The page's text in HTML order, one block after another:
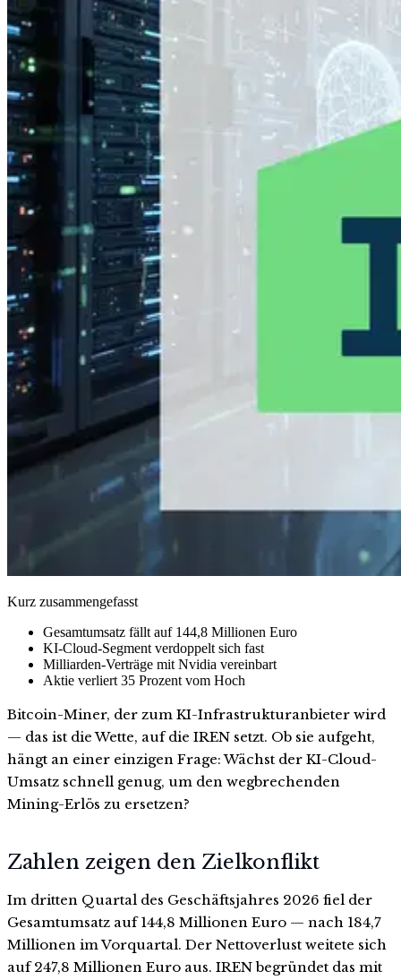
Kurz zusammengefasst
Gesamtumsatz fällt auf 144,8 Millionen Euro
KI-Cloud-Segment verdoppelt sich fast
Milliarden-Verträge mit Nvidia vereinbart
Aktie verliert 35 Prozent vom Hoch
Bitcoin-Miner, der zum KI-Infrastrukturanbieter wird
— das ist die Wette, auf die IREN setzt. Ob sie aufgeht,
hängt an einer einzigen Frage: Wächst der KI-Cloud-
Umsatz schnell genug, um den wegbrechenden
Mining-Erlös zu ersetzen?
Zahlen zeigen den Zielkonflikt
Im dritten Quartal des Geschäftsjahres 2026 fiel der
Gesamtumsatz auf 144,8 Millionen Euro — nach 184,7
Millionen im Vorquartal. Der Nettoverlust weitete sich
auf 247,8 Millionen Euro aus. IREN begründet das mit